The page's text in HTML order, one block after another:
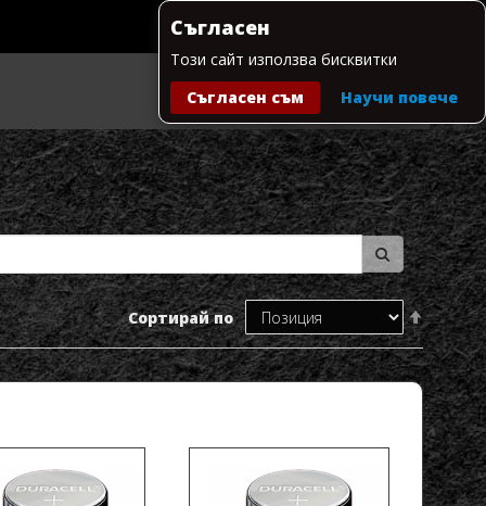
Съгласен
Този сайт използва бисквитки
Съгласен съм
Научи повече
Моята количка
Сортирай по
Настрой
посока